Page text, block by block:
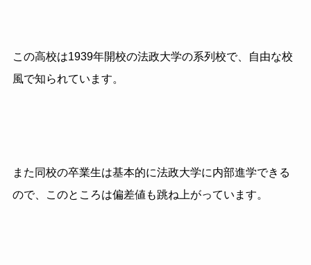
この高校は1939年開校の法政大学の系列校で、自由な校
風で知られています。
また同校の卒業生は基本的に法政大学に内部進学できる
ので、このところは偏差値も跳ね上がっています。